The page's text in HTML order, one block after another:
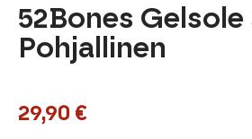
52Bones Gelsole
Pohjallinen
29,90 €